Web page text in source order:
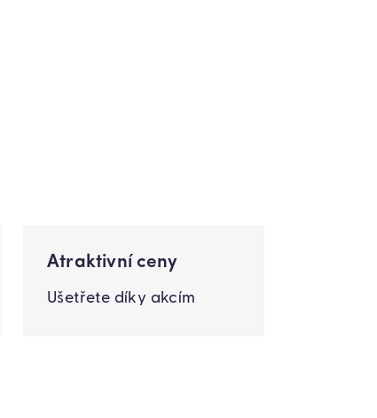
Atraktivní ceny
Ušetřete díky akcím